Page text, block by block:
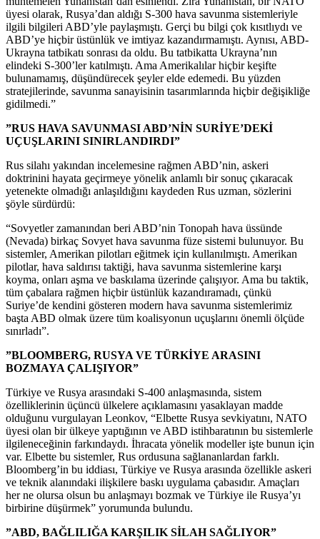
üyesi olarak, Rusya’dan aldığı S-300 hava savunma sistemleriyle
ilgili bilgileri ABD’yle paylaşmıştı. Gerçi bu bilgi çok kısıtlıydı ve
ABD’ye hiçbir üstünlük ve imtiyaz kazandırmamıştı. Aynısı, ABD-
Ukrayna tatbikatı sonrası da oldu. Bu tatbikatta Ukrayna’nın
elindeki S-300’ler katılmıştı. Ama Amerikalılar hiçbir keşifte
bulunamamış, düşündürecek şeyler elde edemedi. Bu yüzden
stratejilerinde, savunma sanayisinin tasarımlarında hiçbir değişikliğe
gidilmedi.”
”RUS HAVA SAVUNMASI ABD’NİN SURİYE’DEKİ
UÇUŞLARINI SINIRLANDIRDI”
Rus silahı yakından incelemesine rağmen ABD’nin, askeri
doktrinini hayata geçirmeye yönelik anlamlı bir sonuç çıkaracak
yetenekte olmadığı anlaşıldığını kaydeden Rus uzman, sözlerini
şöyle sürdürdü:
“Sovyetler zamanından beri ABD’nin Tonopah hava üssünde
(Nevada) birkaç Sovyet hava savunma füze sistemi bulunuyor. Bu
sistemler, Amerikan pilotları eğitmek için kullanılmıştı. Amerikan
pilotlar, hava saldırısı taktiği, hava savunma sistemlerine karşı
koyma, onları aşma ve baskılama üzerinde çalışıyor. Ama bu taktik,
tüm çabalara rağmen hiçbir üstünlük kazandıramadı, çünkü
Suriye’de kendini gösteren modern hava savunma sistemlerimiz
başta ABD olmak üzere tüm koalisyonun uçuşlarını önemli ölçüde
sınırladı”.
”BLOOMBERG, RUSYA VE TÜRKİYE ARASINI
BOZMAYA ÇALIŞIYOR”
Türkiye ve Rusya arasındaki S-400 anlaşmasında, sistem
özelliklerinin üçüncü ülkelere açıklamasını yasaklayan madde
olduğunu vurgulayan Leonkov, “Elbette Rusya sevkiyatını, NATO
üyesi olan bir ülkeye yaptığının ve ABD istihbaratının bu sistemlerle
ilgileneceğinin farkındaydı. İhracata yönelik modeller işte bunun için
var. Elbette bu sistemler, Rus ordusuna sağlananlardan farklı.
Bloomberg’in bu iddiası, Türkiye ve Rusya arasında özellikle askeri
ve teknik alanındaki ilişkilere baskı uygulama çabasıdır. Amaçları
her ne olursa olsun bu anlaşmayı bozmak ve Türkiye ile Rusya’yı
birbirine düşürmek” yorumunda bulundu.
”ABD, BAĞLILIĞA KARŞILIK SİLAH SAĞLIYOR”